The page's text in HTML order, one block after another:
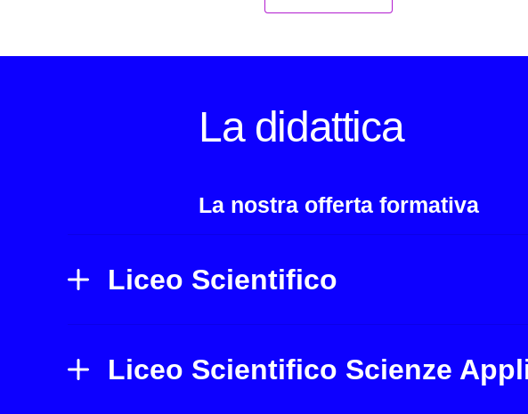
La didattica
La nostra offerta formativa
Liceo Scientifico
Liceo Scientifico Scienze